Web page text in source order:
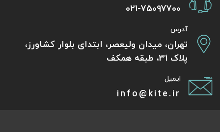
021-75097700
آدرس
تهران، میدان ولیعصر، ابتدای بلوار کشاورز،
پلاک 31، طبقه همکف
ایمیل
info@kite.ir